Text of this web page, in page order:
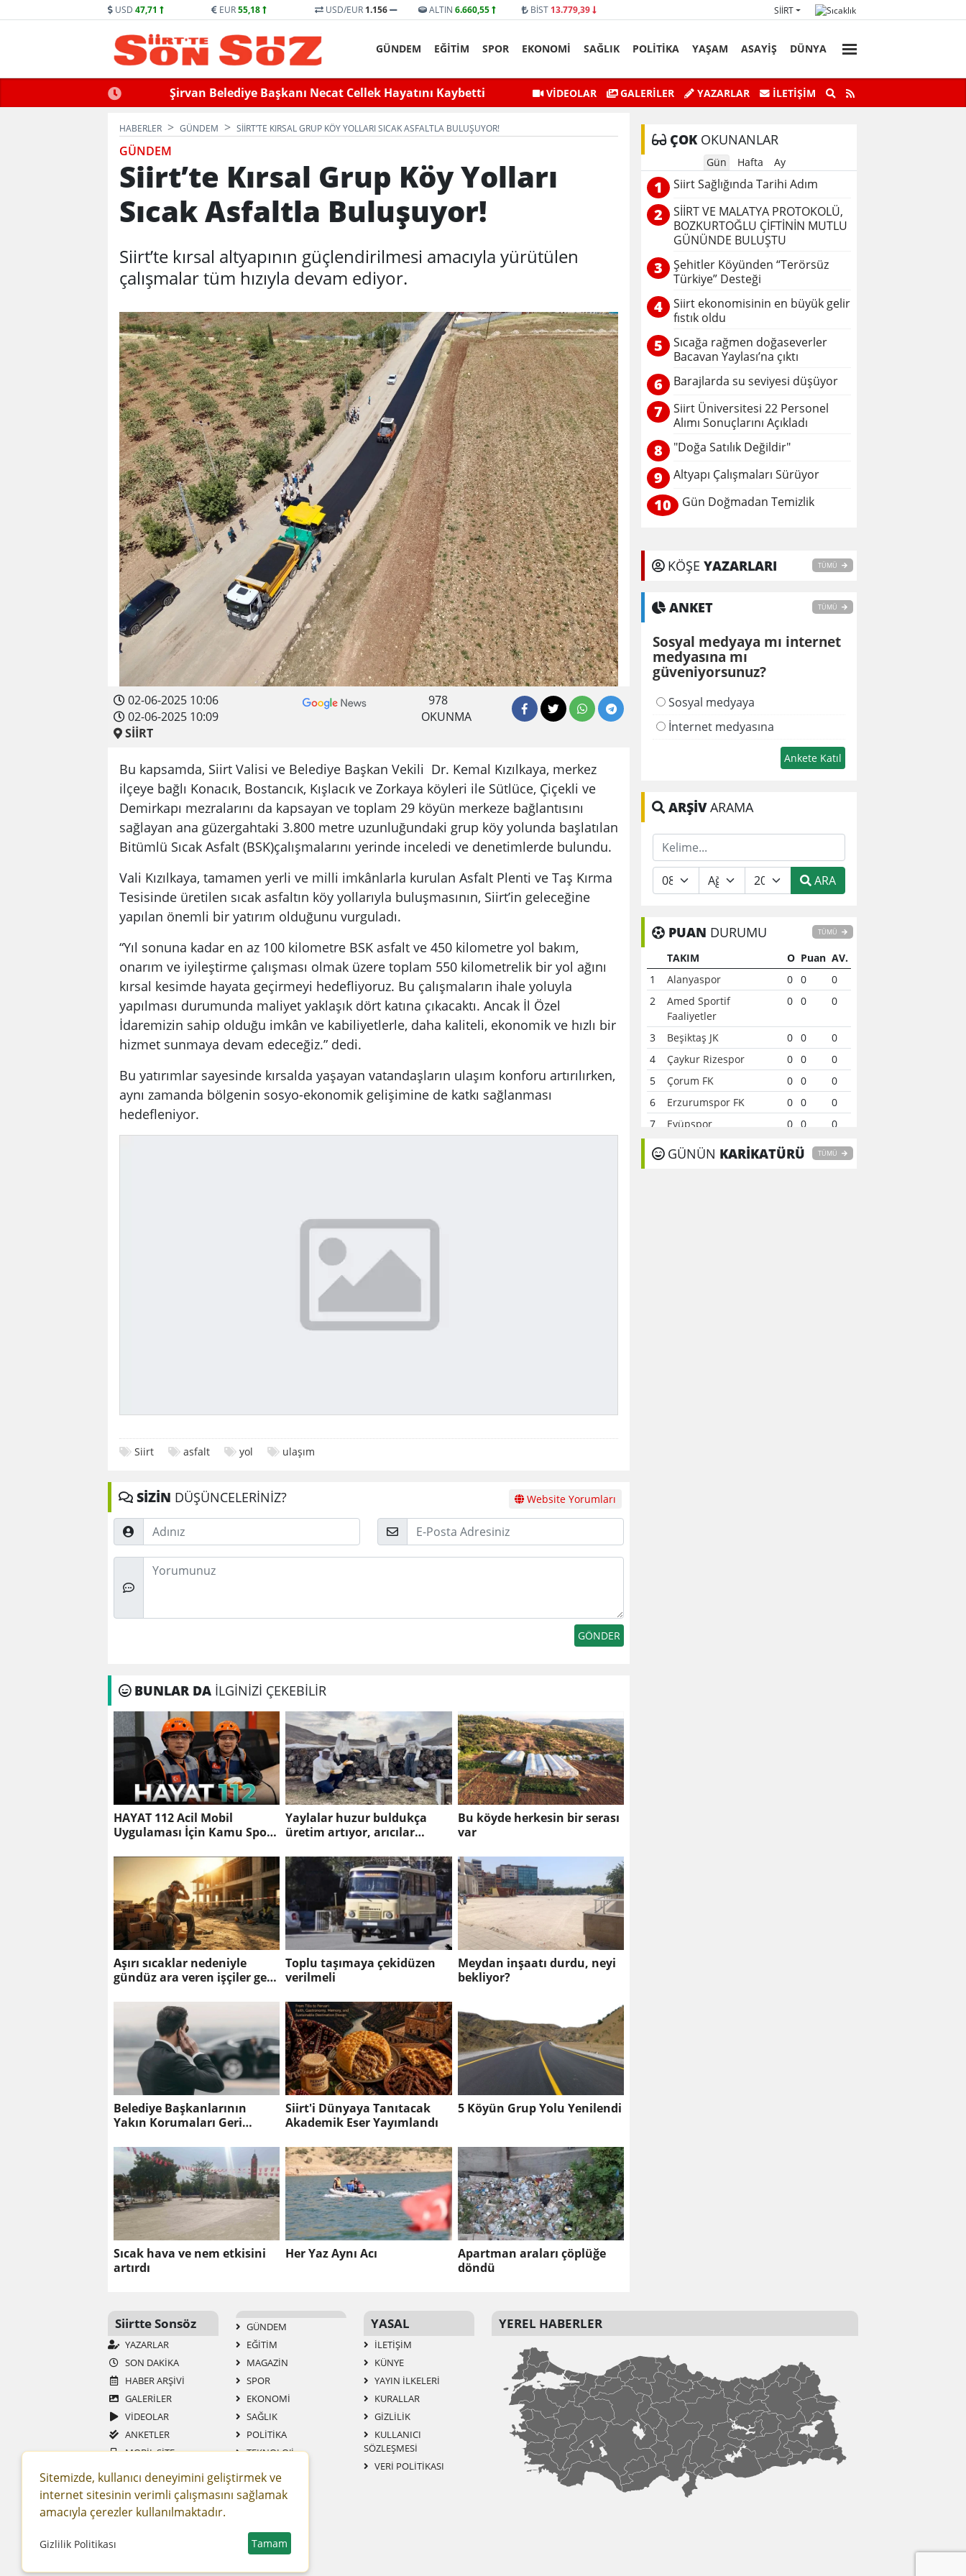
USD 47,71 EUR55,18 USD/EUR 1.156 ALTIN 6.660,55 BİST 13.779,39 SIIRT
GÜNDEM EĞİTİM SPOR EKONOMİ SAĞLIK POLİTİKA YAŞAM ASAYİŞ DÜNYA
Hayatını Kaybetti
Siirt’te Baraj Sularının Yükselmesiyle Mahsur Kalan Genç
Kurtarıldı
Siirt Valisi ve Belediye Başkan Vekili Kızılkaya'nın Acı Günü!
VİDEOLAR GALERİLER YAZARLAR İLETIŞIM
HABERLER GÜNDEM SIIRT’TE KIRSAL GRUP KÖY YOLLARI SICAK ASFALTLA BULUŞUYOR!
GÜNDEM
Siirt’te Kırsal Grup Köy Yolları
Sıcak Asfaltla Buluşuyor!
Siirt’te kırsal altyapının güçlendirilmesi amacıyla yürütülen
çalışmalar tüm hızıyla devam ediyor.
02-06-2025 10:06
02-06-2025 10:09
SİİRT
978
OKUNMA
Bu kapsamda, Siirt Valisi ve Belediye Başkan Vekili Dr. Kemal Kızılkaya, merkez
ilçeye bağlı Konacık, Bostancık, Kışlacık ve Zorkaya köyleri ile Sütlüce, Çiçekli ve
Demirkapı mezralarını da kapsayan ve toplam 29 köyün merkeze bağlantısını
sağlayan ana güzergahtaki 3.800 metre uzunluğundaki grup köy yolunda başlatılan
Bitümlü Sıcak Asfalt (BSK)çalışmalarını yerinde inceledi ve denetimlerde bulundu.
Vali Kızılkaya, tamamen yerli ve milli imkânlarla kurulan Asfalt Plenti ve Taş Kırma
Tesisinde üretilen sıcak asfaltın köy yollarıyla buluşmasının, Siirt’in geleceğine
yapılan önemli bir yatırım olduğunu vurguladı.
“Yıl sonuna kadar en az 100 kilometre BSK asfalt ve 450 kilometre yol bakım,
onarım ve iyileştirme çalışması olmak üzere toplam 550 kilometrelik bir yol ağını
kırsal kesimde hayata geçirmeyi hedefliyoruz. Bu çalışmaların ihale yoluyla
yapılması durumunda maliyet yaklaşık dört katına çıkacaktı. Ancak İl Özel
İdaremizin sahip olduğu imkân ve kabiliyetlerle, daha kaliteli, ekonomik ve hızlı bir
hizmet sunmaya devam edeceğiz.” dedi.
Bu yatırımlar sayesinde kırsalda yaşayan vatandaşların ulaşım konforu artırılırken,
aynı zamanda bölgenin sosyo-ekonomik gelişimine de katkı sağlanması
hedefleniyor.
Siirt asfalt yol ulaşım
SİZİN DÜŞÜNCELERİNİZ? Website Yorumları
Adınız
Posta
Düşünceleriniz
BUNLAR DA İLGİNİZİ ÇEKEBİLİR
HAYAT 112 Acil Mobil
Uygulaması İçin Kamu Spotu
Yaylalar huzur buldukça
üretim artıyor, arıcılar
Bu köyde herkesin bir serası
var
Aşırı sıcaklar nedeniyle
gündüz ara veren işçiler gece
Toplu taşımaya çekidüzen
verilmeli
Meydan inşaatı durdu, neyi
bekliyor?
Belediye Başkanlarının
Yakın Korumaları Geri
Siirt'i Dünyaya Tanıtacak
Akademik Eser Yayımlandı
5 Köyün Grup Yolu Yenilendi
Sıcak hava ve nem etkisini
artırdı
Apartman araları çöplüğe
döndü
ÇOKOKUNANLAR
Gün Hafta Ay
1 Siirt Sağlığında Tarihi Adım
2
SİİRT VE MALATYA PROTOKOLÜ,
BOZKURTOĞLU ÇİFTİNİN MUTLU
GÜNÜNDE BULUŞTU
3
Şehitler Köyünden “Terörsüz
Türkiye” Desteği
4
Siirt ekonomisinin en büyük gelir
fıstık oldu
5
Sıcağa rağmen doğaseverler
Bacavan Yaylası’na çıktı
6 Barajlarda su seviyesi düşüyor
7
Siirt Üniversitesi 22 Personel
Alımı Sonuçlarını Açıkladı
8 "Doğa Satılık Değildir"
9 Altyapı Çalışmaları Sürüyor
10 Gün Doğmadan Temizlik
KÖŞE YAZARLARI TÜMÜ
ANKET TÜMÜ
Sosyal medyaya mı internet
medyasına mı
güveniyorsunuz?
Sosyal medyaya
İnternet medyasına
ARŞİVARAMA
ARA
PUAN DURUMU TÜMÜ
TAKIM O Puan AV.
1
Alanyaspor 0 0
0
2
Amed Sportif
Faaliyetler
0 0 0
3 Beşiktaş JK 0 0
0
4
Çaykur Rizespor 0 0
0
5
Çorum FK 0 0
0
6
Erzurumspor FK 0 0
0
7
Eyüpspor 0 0
0
8
Fenerbahçe 0
0
GÜNÜN KARİKATÜRÜ TÜMÜ
Siirtte Sonsöz
YAZARLAR
SON DAKİKA
HABER ARŞİVİ
GALERİLER
VİDEOLAR
ANKETLER
MOBİL SİTE
GAZETELER
SİTENE EKLE
GÜNDEM
EĞİTİM
MAGAZİN
SPOR
EKONOMİ
SAĞLIK
POLİTİKA
TEKNOLOJİ
YAŞAM
ASAYİŞ
ROPÖRTAJ
YASAL
İLETIŞIM
KÜNYE
YAYIN İLKELERI
KURALLAR
GIZLILIK
KULLANICI
SÖZLEŞMESI
VERI POLITIKASI
YEREL HABERLER
Sitemizde, kullanıcı deneyimini geliştirmek ve
internet sitesinin verimli çalışmasını sağlamak
amacıyla çerezler kullanılmaktadır.
Gizlilik Politikası Tamam